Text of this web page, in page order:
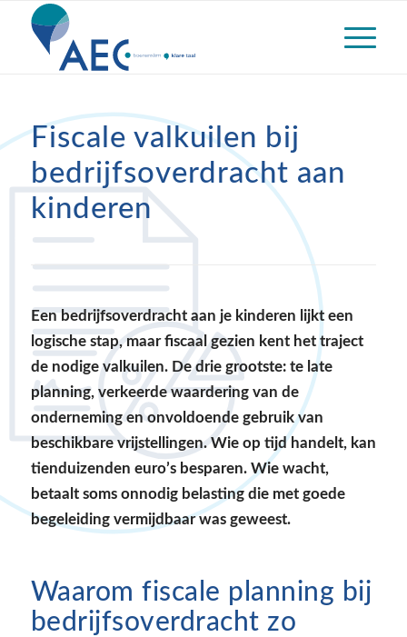
Fiscale valkuilen bij
bedrijfsoverdracht aan
kinderen
Een bedrijfsoverdracht aan je kinderen lijkt een
logische stap, maar fiscaal gezien kent het traject
de nodige valkuilen. De drie grootste: te late
planning, verkeerde waardering van de
onderneming en onvoldoende gebruik van
beschikbare vrijstellingen. Wie op tijd handelt, kan
tienduizenden euro’s besparen. Wie wacht,
betaalt soms onnodig belasting die met goede
begeleiding vermijdbaar was geweest.
Waarom fiscale planning bij
bedrijfsoverdracht zo